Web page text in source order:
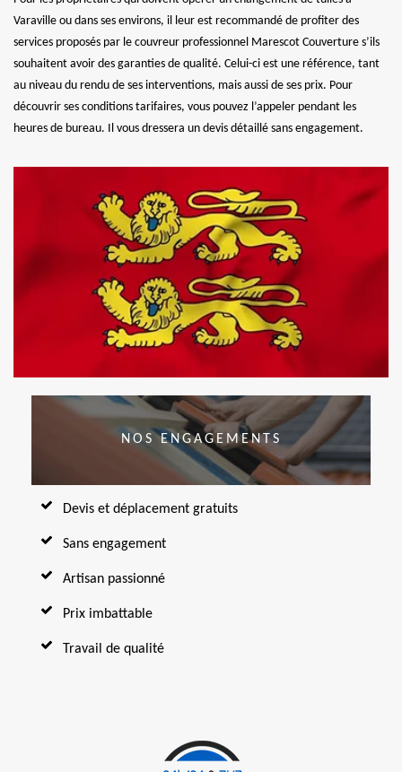
Varaville ou dans ses environs, il leur est recommandé de profiter des
services proposés par le couvreur professionnel Marescot Couverture s’ils
souhaitent avoir des garanties de qualité. Celui-ci est une référence, tant
au niveau du rendu de ses interventions, mais aussi de ses prix. Pour
découvrir ses conditions tarifaires, vous pouvez l’appeler pendant les
heures de bureau. Il vous dressera un devis détaillé sans engagement.
NOS ENGAGEMENTS
Devis et déplacement gratuits
Sans engagement
Artisan passionné
Prix imbattable
Travail de qualité